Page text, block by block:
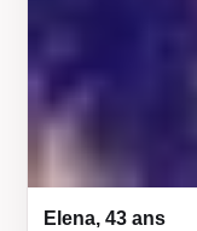
Elena, 43 ans